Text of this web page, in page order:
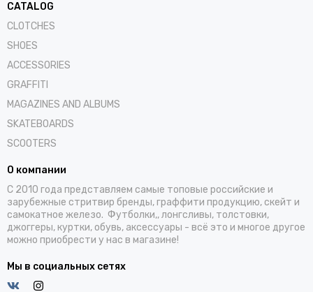
CATALOG
CLOTCHES
SHOES
ACCESSORIES
GRAFFITI
MAGAZINES AND ALBUMS
SKATEBOARDS
SCOOTERS
О компании
С 2010 года представляем самые топовые российские и
зарубежные стритвир бренды, граффити продукцию, скейт и
самокатное железо. Футболки,, лонгсливы, толстовки,
джоггеры, куртки, обувь, аксессуары - всё это и многое другое
можно приобрести у нас в магазине!
Мы в социальных сетях